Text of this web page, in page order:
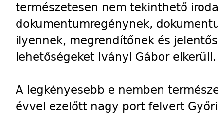
természetesen nem tekinthető
dokumentumregénynek,
ilyennek, megrendítőnek és
lehetőségeket Iványi Gábor elkerüli.
A legkényesebb e nemben
évvel ezelőtt nagy port felvert